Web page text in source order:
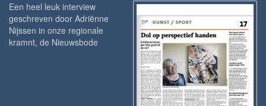
Een heel leuk interview
geschreven door Adriënne
Nijssen in onze regionale
kramnt, de Nieuwsbode